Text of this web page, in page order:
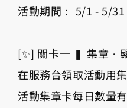
活動期間： 5/1 - 5/31
[✨] 關卡一 ▍ 集章・
在服務台領取活動用
活動集章卡每日數量